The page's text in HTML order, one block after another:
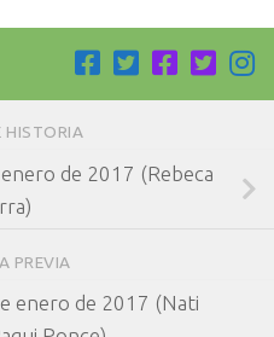
HISTORIA
de 2017 (Rebeca
PREVIA
enero de 2017 (Nati